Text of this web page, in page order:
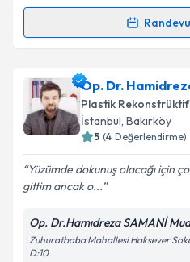
kapsamda
Randevu Takvimi
Op. Dr. Evren Tevfik İşçi
oluşturun. Size bu
takvim hazırlandığında
Kişisel verilerimin
Metni'ni okudum ve
Op. Dr.
Plastik
İstanbul, Bakırköy
5 (4 Değerlendirme)
Yüzümde dokunuş olacağı için
gittim ancak o...
Op. Dr.Hamıdreza SAMANİ
Zuhuratbaba Mahallesi Haksever
D:10